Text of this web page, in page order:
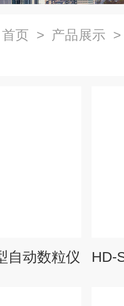
首页 > 产品展示
自动数粒仪